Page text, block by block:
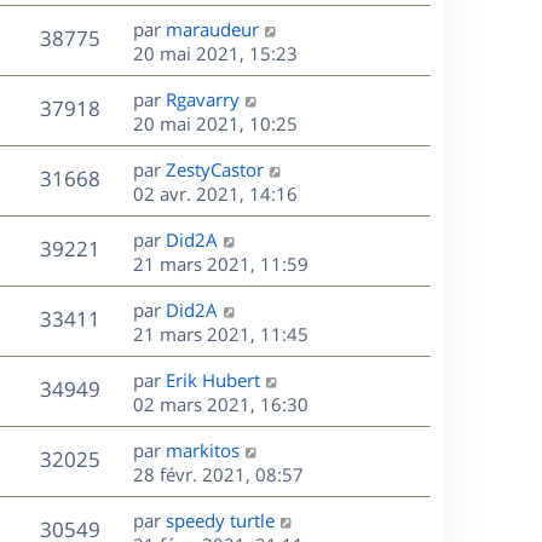
a
g
e
e
s
s
a
g
e
e
r
m
e
s
s
a
g
e
u
s
r
n
i
e
r
m
e
s
s
a
g
e
38775V
u
e
s
D
e
r
n
i
e
r
m
e
s
s
a
g
e
par maraudeur
20 mai 2021, 15:23
37918V
u
e
D
e
r
n
i
e
r
m
e
s
s
a
g
e
par Rgavarry
20 mai 2021, 10:25
31668V
u
D
e
r
n
i
e
r
m
e
s
s
a
g
e
par ZestyCastor
02 avr. 2021, 14:16
39221
u
s
D
e
r
n
i
e
r
m
e
s
s
a
g
par Did2A
21 mars 2021, 11:59
33411
u
D
e
r
n
i
e
r
m
e
s
par Did2A
21 mars 2021, 11:45
34949V
u
s
D
e
r
n
i
e
r
par Erik Hubert
02 mars 2021, 16:30
32025V
u
D
e
r
n
par markitos
28 févr. 2021, 08:57
30549V
D
par speedy turtle